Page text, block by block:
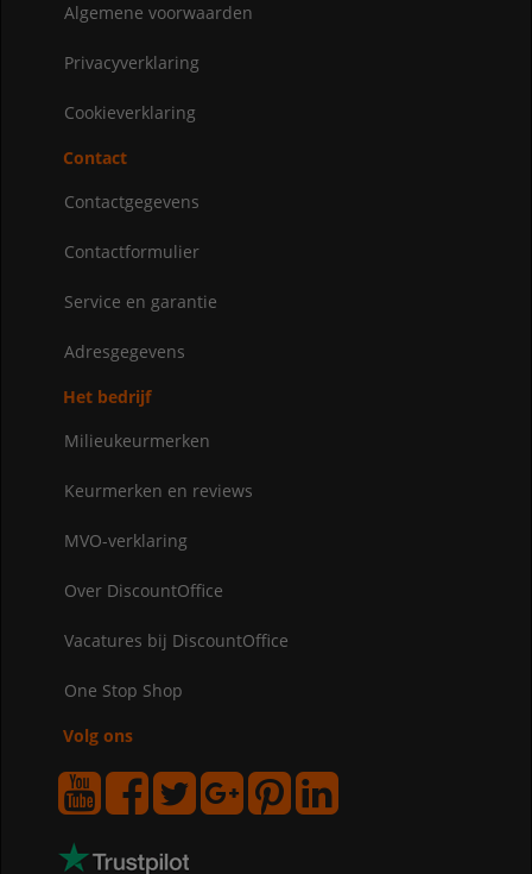
Algemene voorwaarden
Privacyverklaring
Cookieverklaring
Contact
Contactgegevens
Contactformulier
Service en garantie
Adresgegevens
Het bedrijf
Milieukeurmerken
Keurmerken en reviews
MVO-verklaring
Over DiscountOffice
Vacatures bij DiscountOffice
One Stop Shop
Volg ons